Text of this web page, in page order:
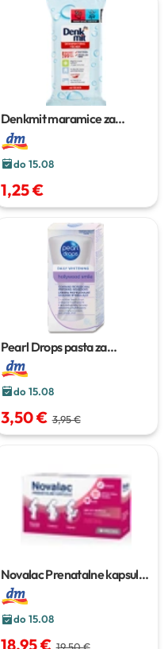
Denkmit maramice za
dezinfekciju
do 15.08
1,25 €
Pearl Drops pasta za
poliranje zubi Hollywood
Smile
do 15.08
3,50 € 3,95 €
Novalac Prenatalne kapsule
30 kom
do 15.08
18,95 €